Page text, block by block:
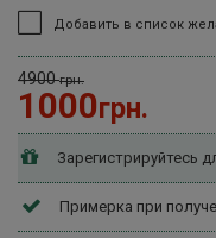
Добавить в список
4900грн.
1000грн.
Зарегистрируйтесь
Примерка при